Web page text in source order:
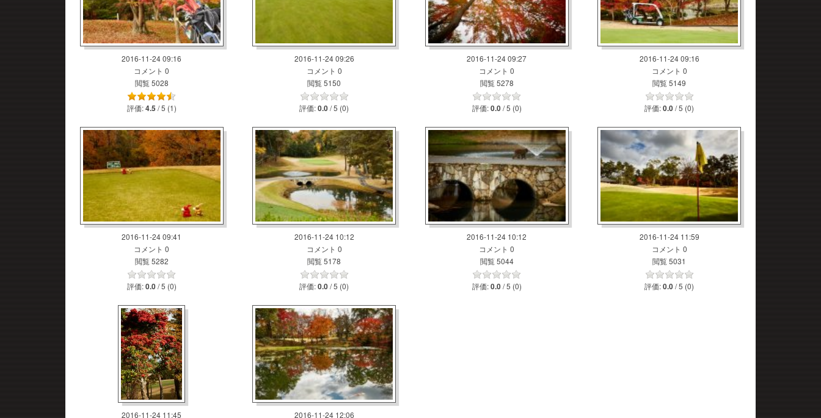
2016-11-24 09:16
コメント 0
閲覧 5028
評価:4.5 / 5 (1)
2016-11-24 09:26
コメント 0
閲覧 5150
評価:0.0 / 5 (0)
2016-11-24 09:27
コメント 0
閲覧 5278
評価:0.0 / 5 (0)
2016-11-24 09:16
コメント 0
閲覧 5149
評価:0.0 / 5 (0)
2016-11-24 09:41
コメント 0
閲覧 5282
評価:0.0 / 5 (0)
2016-11-24 10:12
コメント 0
閲覧 5178
評価:0.0 / 5 (0)
2016-11-24 10:12
コメント 0
閲覧 5044
評価:0.0 / 5 (0)
2016-11-24 11:59
コメント 0
閲覧 5031
評価:0.0 / 5 (0)
2016-11-24 11:45 2016-11-24 12:06